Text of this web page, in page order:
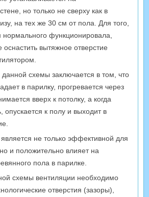
но только не сверху как в
на тех же 30 см от пола. Для того,
нормального функционировала,
вытяжное отверстие
схемы заключается в том, что
в парилку, прогревается через
вверх к потолку, а когда
опускается к полу и выходит в
является не только эффективной для
и положительно влияет на
пола в парилке.
схемы вентиляции необходимо
отверстия (зазоры),